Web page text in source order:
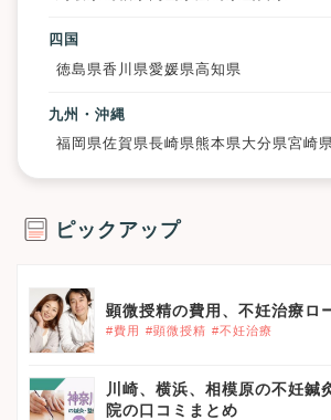
四国
徳島県香川県愛媛県高知県
九州・沖縄
福岡県佐賀県長崎県熊本県大分県宮崎
ピックアップ
顕微授精の費用、不妊治療ロ
#費用 #顕微授精 #不妊治療
川崎、横浜、相模原の不妊鍼
院の口コミまとめ